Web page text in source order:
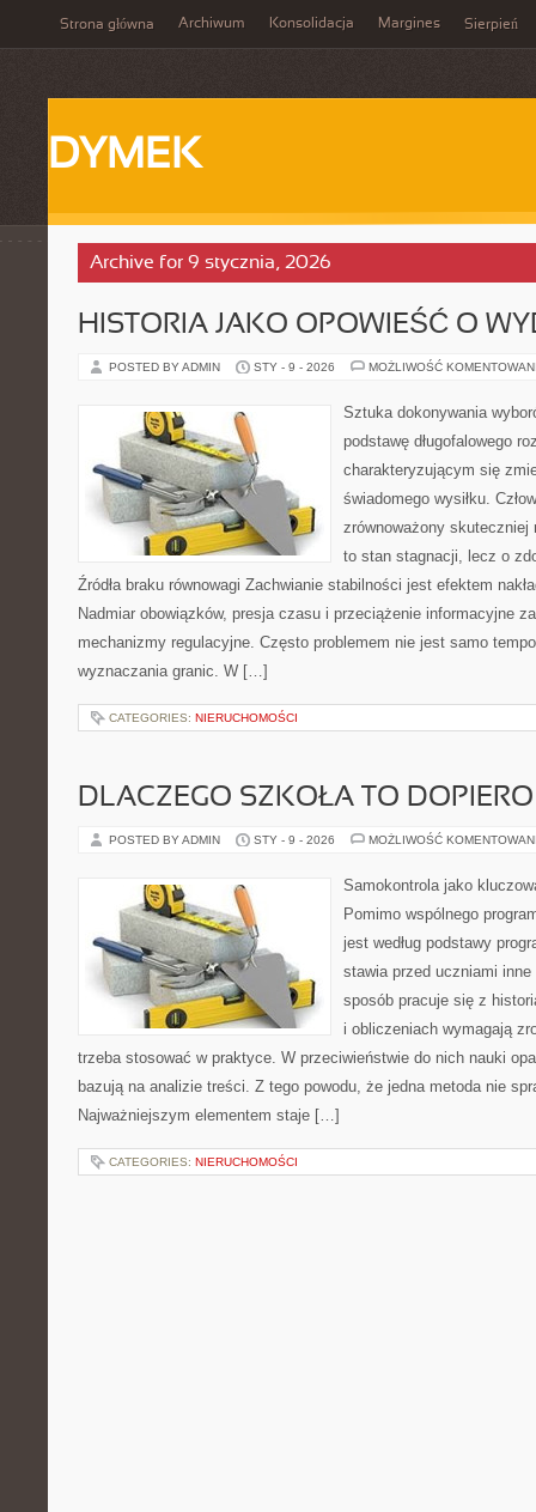
Strona główna Archiwum Konsolidacja Margines Sierpień
DYMEK
Archive for 9 stycznia, 2026
HISTORIA JAKO OPOWIEŚĆ O
POSTED BY ADMIN STY - 9 - 2026 MOŻLIWOŚĆ
Sztuka dokonywania
podstawę długofalowego
charakteryzującym się
świadomego wysiłku.
zrównoważony
to stan stagnacji, lecz o
Źródła braku równowagi Zachwianie stabilności jest efektem
Nadmiar obowiązków, presja czasu i przeciążenie informacyjne
mechanizmy regulacyjne. Często problemem nie jest samo
wyznaczania granic. W […]
CATEGORIES: NIERUCHOMOŚCI
DLACZEGO SZKOŁA TO
POSTED BY ADMIN STY - 9 - 2026 MOŻLIWOŚĆ
Samokontrola jako
Pomimo wspólnego
jest według podstawy
stawia przed uczniami inne
sposób pracuje się z
i obliczeniach wymagają
trzeba stosować w praktyce. W przeciwieństwie do nich nauki
bazują na analizie treści. Z tego powodu, że jedna metoda nie
Najważniejszym elementem staje […]
CATEGORIES: NIERUCHOMOŚCI